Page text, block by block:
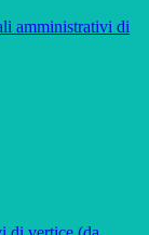
amministrativi di